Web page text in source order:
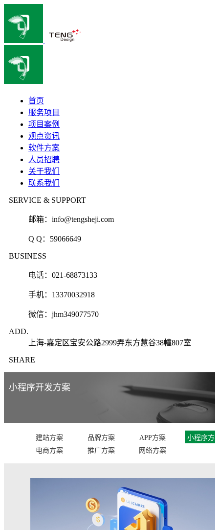
首页
服务项目
项目案例
观点资讯
软件方案
人员招聘
关于我们
联系我们
SERVICE & SUPPORT
邮箱： info@tengsheji.com
Q Q： 59066649
BUSINESS
电话：021-68873133
手机：13370032918
微信：jhm349077570
ADD.
上海-嘉定区宝安公路2999弄东方慧谷38幢807室
SHARE
小程序开发方案
建站方案 品牌方案 APP方案
小程序方
电商方案
推广方案 网络方案